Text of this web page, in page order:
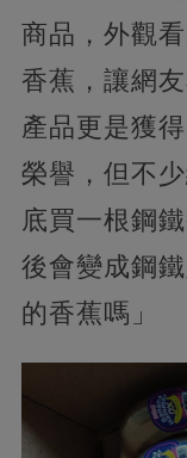
商品，外觀
香蕉，讓網
產品更是獲
榮譽，但不
底買一根鋼
後會變成鋼
的香蕉嗎」